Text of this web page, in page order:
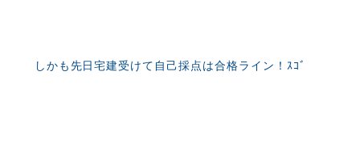
しかも先日宅建受けて自己採点は合格ライン！ｽｺﾞ